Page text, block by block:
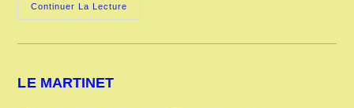
Continuer La Lecture
LA
LE MARTINET